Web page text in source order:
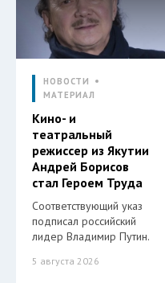
НОВОСТИ
МАТЕРИАЛ
Кино- и
театральный
режиссер из Якутии
Андрей Борисов
стал Героем Труда
Соответствующий указ
подписал российский
лидер Владимир Путин.
5 августа 2026